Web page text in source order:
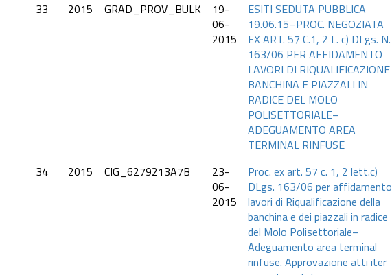
33 2015 GRAD_PROV_BULK
19-
06-
2015
ESITI SEDUTA PUBBLICA
19.06.15–PROC. NEGOZIATA
EX ART. 57 C.1, 2 L. c) DLgs. N.
163/06 PER AFFIDAMENTO
LAVORI DI RIQUALIFICAZIONE
BANCHINA E PIAZZALI IN
RADICE DEL MOLO
POLISETTORIALE–
ADEGUAMENTO AREA
TERMINAL RINFUSE
34 2015 CIG_6279213A7B
23-
06-
2015
Proc. ex art. 57 c. 1, 2 lett.c)
DLgs. 163/06 per affidamento
lavori di Riqualificazione della
banchina e dei piazzali in radice
del Molo Polisettoriale–
Adeguamento area terminal
rinfuse. Approvazione atti iter